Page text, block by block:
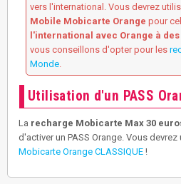
vers l'international. Vous devrez
Mobile Mobicarte Orange pour
l'international avec Orange à
vous conseillons d'opter pour les
Monde
Utilisation d'un PASS
La recharge Mobicarte Max 30
d'activer un PASS Orange. Vous devrez
Mobicarte Orange CLASSIQUE !